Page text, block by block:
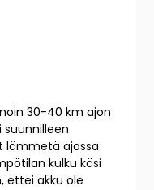
30-40 km ajon
suunnilleen
lämmetä ajossa
kulku käsi
ettei akku ole